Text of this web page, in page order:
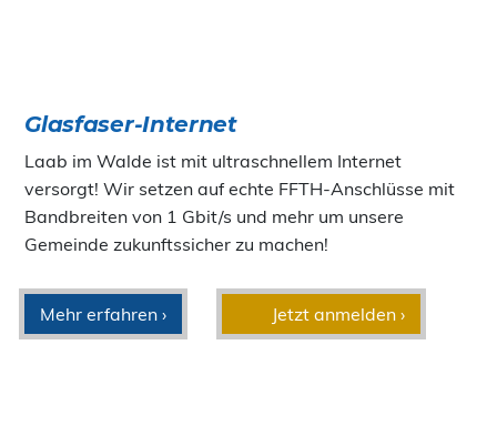
Glasfaser-Internet
Laab im Walde ist mit ultraschnellem Internet
versorgt! Wir setzen auf echte FFTH-Anschlüsse mit
Bandbreiten von 1 Gbit/s und mehr um unsere
Gemeinde zukunftssicher zu machen!
Mehr erfahren › Jetzt anmelden ›